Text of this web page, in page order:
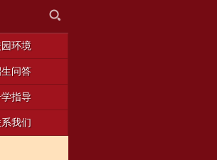
环境
问答
指导
我们